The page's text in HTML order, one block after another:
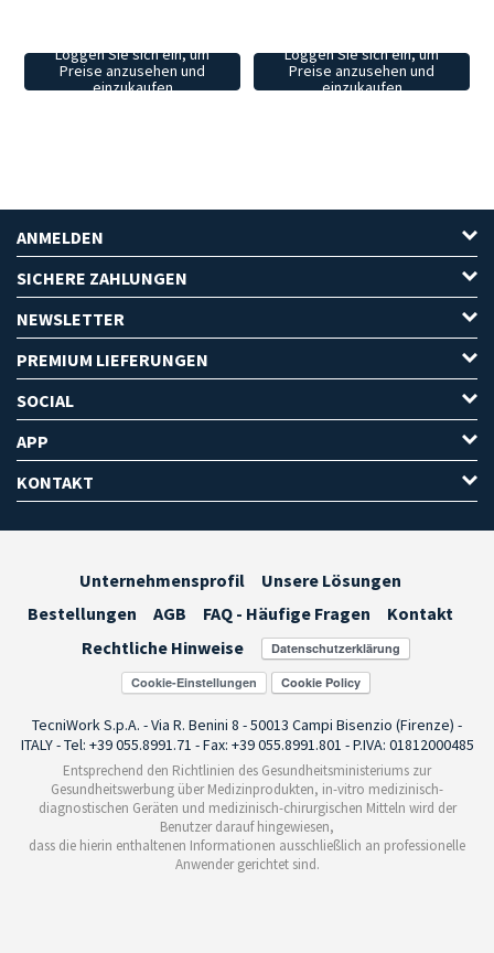
Loggen Sie sich ein, um
Preise anzusehen und
einzukaufen
Loggen Sie sich ein, um
Preise anzusehen und
einzukaufen
ANMELDEN
SICHERE ZAHLUNGEN
NEWSLETTER
PREMIUM LIEFERUNGEN
SOCIAL
APP
KONTAKT
Unternehmensprofil
Unsere Lösungen
Bestellungen
AGB FAQ - Häufige Fragen
Kontakt
Rechtliche Hinweise
Cookie-Einstellungen
TecniWork S.p.A. - Via R. Benini 8 - 50013 Campi Bisenzio (Firenze) -
ITALY - Tel: +39 055.8991.71 - Fax: +39 055.8991.801 - P.IVA: 01812000485
Entsprechend den Richtlinien des Gesundheitsministeriums zur
Gesundheitswerbung über Medizinprodukten, in-vitro medizinisch-
diagnostischen Geräten und medizinisch-chirurgischen Mitteln wird der
Benutzer darauf hingewiesen,
dass die hierin enthaltenen Informationen ausschließlich an professionelle
Anwender gerichtet sind.